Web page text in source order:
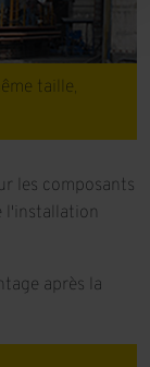
taille,
les composants
l'installation
après la